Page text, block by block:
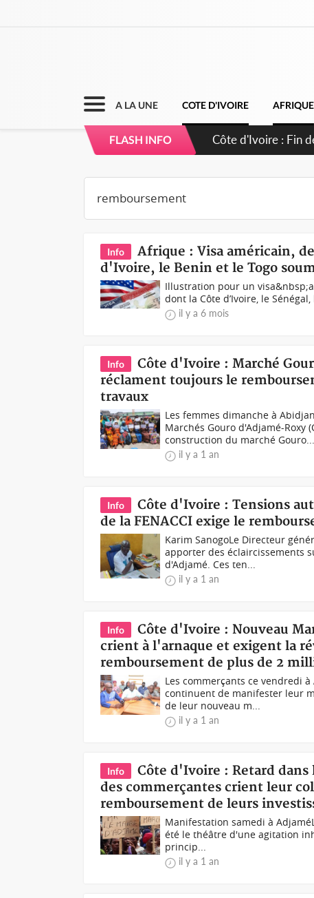
A LA UNE COTE D'IVOIRE AFRIQUE
FLASH INFO Côte d'Ivoire :
Info
Afrique : Visa américain,
d'Ivoire, le Benin et le Togo
Illustration pour un
dont la Côte d’Ivoire, le
il y a 6 mois
Info
Côte d'Ivoire : Marché
réclament toujours le
travaux
Les femmes dimanche à
Marchés Gouro d'Adjamé-Roxy
construction du marché Gouro...
il y a 1 an
Info
Côte d'Ivoire : Tensions
de la FENACCI exige le
Karim SanogoLe Directeur
apporter des éclaircissements
d'Adjamé. Ces ten...
il y a 1 an
Info
Côte d'Ivoire : Nouveau
crient à l'arnaque et exigent la
remboursement de plus de 2
Les commerçants ce vendredi
continuent de manifester leur
de leur nouveau m...
il y a 1 an
Info
Côte d'Ivoire : Retard
des commerçantes crient leur
remboursement de leurs
Manifestation samedi à
été le théâtre d'une agitation
princip...
il y a 1 an